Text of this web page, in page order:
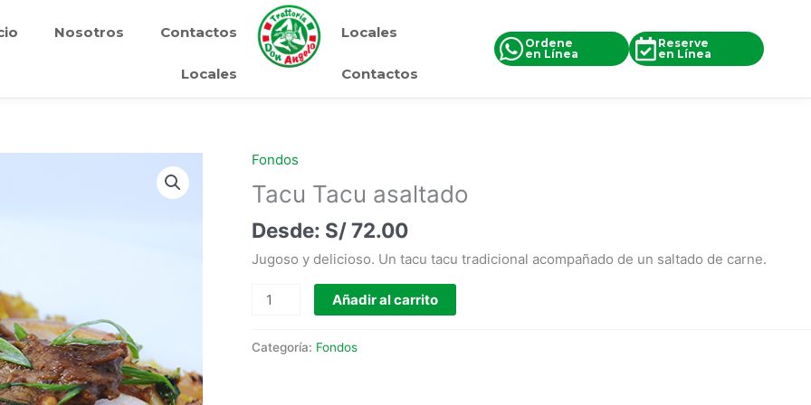
Nosotros Contactos
Locales
Locales
Contactos
Ordene
en Línea
Reserve
en Línea
Fondos
Tacu Tacu asaltado
S/72.00
Jugoso y delicioso. Un tacu tacu tradicional acompañado de un saltado de carne.
Tacu
Tacu
asaltado
cantidad
Añadir al carrito
Categoría: Fondos